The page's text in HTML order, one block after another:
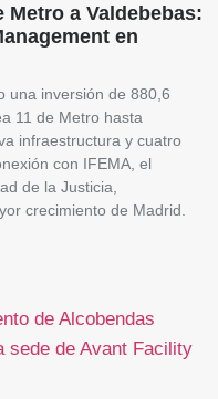
Metro a Valdebebas:
en
una inversión de 880,6
11 de Metro hasta
infraestructura y cuatro
con IFEMA, el
de la Justicia,
crecimiento de Madrid.